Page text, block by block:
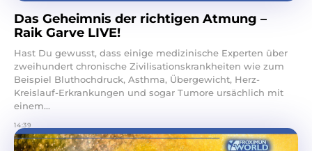
Das Geheimnis der richtigen Atmung –
Raik Garve LIVE!
Hast Du gewusst, dass einige medizinische Experten über
zweihundert chronische Zivilisationskrankheiten wie zum
Beispiel Bluthochdruck, Asthma, Übergewicht, Herz-
Kreislauf-Erkrankungen und sogar Tumore ursächlich mit
einem...
14:39